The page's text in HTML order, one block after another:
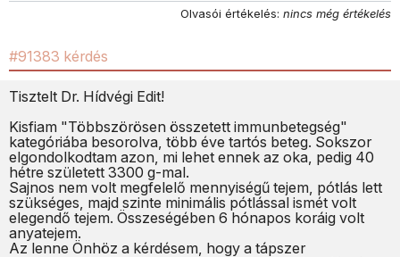
Olvasói értékelés: nincs még értékelés
#91383 kérdés
Tisztelt Dr. Hídvégi Edit!
Kisfiam "Többszörösen összetett immunbetegség"
kategóriába besorolva, több éve tartós beteg. Sokszor
elgondolkodtam azon, mi lehet ennek az oka, pedig 40
hétre született 3300 g-mal.
Sajnos nem volt megfelelő mennyiségű tejem, pótlás lett
szükséges, majd szinte minimális pótlással ismét volt
elegendő tejem. Összeségében 6 hónapos koráig volt
anyatejem.
Az lenne Önhöz a kérdésem, hogy a tápszer